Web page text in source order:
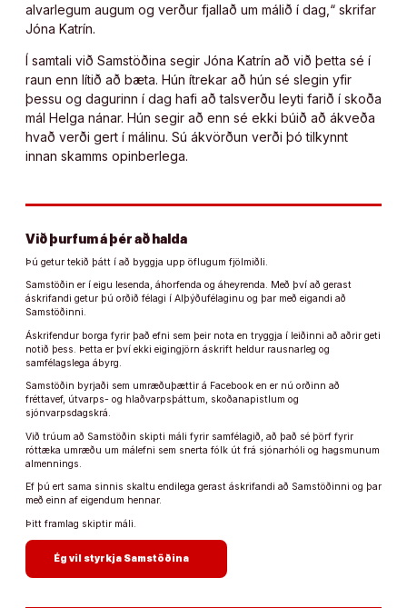
alvarlegum augum og verður fjallað um málið í dag,“ skrifar
Jóna Katrín.
Í samtali við Samstöðina segir Jóna Katrín að við þetta sé í
raun enn lítið að bæta. Hún ítrekar að hún sé slegin yfir
þessu og dagurinn í dag hafi að talsverðu leyti farið í skoða
mál Helga nánar. Hún segir að enn sé ekki búið að ákveða
hvað verði gert í málinu. Sú ákvörðun verði þó tilkynnt
innan skamms opinberlega.
Við þurfum á þér að halda
Þú getur tekið þátt í að byggja upp öflugum fjölmiðli.
Samstöðin er í eigu lesenda, áhorfenda og áheyrenda. Með því að gerast
áskrifandi getur þú orðið félagi í Alþýðufélaginu og þar með eigandi að
Samstöðinni.
Áskrifendur borga fyrir það efni sem þeir nota en tryggja í leiðinni að aðrir geti
notið þess. Þetta er því ekki eigingjörn áskrift heldur rausnarleg og
samfélagslega ábyrg.
Samstöðin byrjaði sem umræðuþættir á Facebook en er nú orðinn að
fréttavef, útvarps- og hlaðvarpsþáttum, skoðanapistlum og
sjónvarpsdagskrá.
Við trúum að Samstöðin skipti máli fyrir samfélagið, að það sé þörf fyrir
róttæka umræðu um málefni sem snerta fólk út frá sjónarhóli og hagsmunum
almennings.
Ef þú ert sama sinnis skaltu endilega gerast áskrifandi að Samstöðinni og þar
með einn af eigendum hennar.
Þitt framlag skiptir máli.
Ég vil styrkja Samstöðina